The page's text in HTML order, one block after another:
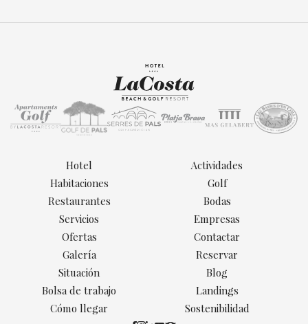
Hotel
Habitaciones
Restaurantes
Servicios
Actividades
Golf
Bodas
Empresas
Ofertas
Galería
Situación
Bolsa de trabajo
Cómo llegar
Contactar
Reservar
Blog
Landings
Sostenibilidad